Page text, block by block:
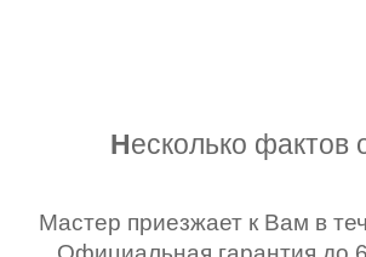
Несколько фактов
Мастер приезжает к Вам в